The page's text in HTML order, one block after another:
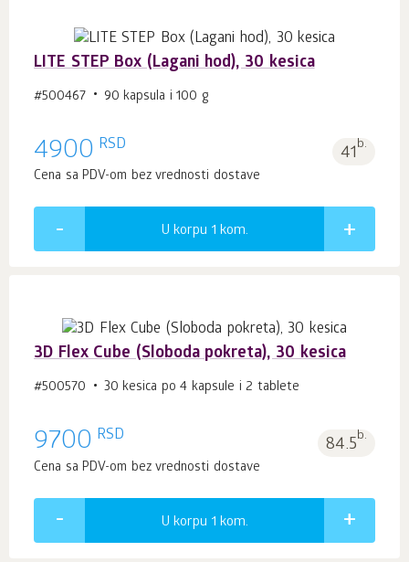
LITE STEP Box (Lagani hod), 30 kesica
#500467 90 kapsula i 100 g
4900 RSD 41b.
Cena sa PDV-om bez vrednosti dostave
U korpu 1 kom.
3D Flex Cube (Sloboda pokreta), 30 kesica
#500570 30 kesica po 4 kapsule i 2 tablete
9700 RSD 84.5b.
Cena sa PDV-om bez vrednosti dostave
U korpu 1 kom.